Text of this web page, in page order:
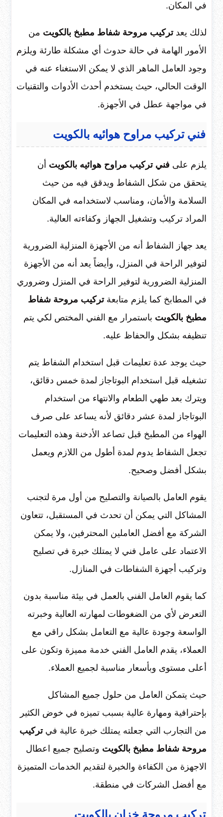
في المكان.
لذلك يعدتركيب مروحة شفاط مطبخ بالكويت من
الأمور الهامة في حالة حدوث أي مشكلة طارئة ويلزم
وجود العامل الماهر الذي لا يمكن الاستغناء عنه في
الوقت الحالي، حيث يستخدم أحدث الأدوات والتقنيات
في مواجهة عطل في الأجهزة.
فني تركيب مراوح هوائيه بالكويت
يلزم على فني تركيب مراوح هوائيه بالكويت أن
يتحقق من شكل الشفاط ويدقق فيه من حيث
السلامة والأمان، ومناسب لاستخدامه في المكان
المراد تركيب وتشغيل الجهاز وكفاءته العالية.
يعد جهاز الشفاط أنه من الأجهزة المنزلية الضرورية
لتوفير الراحة في المنزل، وأيضاً يعد أنه من الأجهزة
المنزلية الضرورية لتوفير الراحة في المنزل وضروري
في المطابخ كما يلزم متابعةتركيب مروحة شفاط
مطبخ بالكويت باستمرار مع الفني المختص لكي يتم
تنظيفه بشكل والحفاظ عليه.
حيث يوجد عدة تعليمات قبل استخدام الشفاط يتم
تشغيله قبل استخدام البوتاجاز لمدة خمس دقائق،
ويترك بعد طهي الطعام والانتهاء من استخدام
البوتاجاز لمدة عشر دقائق لأنه يساعد على صرف
الهواء من المطبخ قبل تصاعد الأدخنة وهذه التعليمات
تجعل الشفاط يدوم لمدة أطول من اللازم ويعمل
بشكل أفضل وصحيح.
يقوم العامل بالصيانة والتصليح من أول مرة لتجنب
المشاكل التي يمكن أن تحدث في المستقبل، تتعاون
الشركة مع أفضل العاملين المحترفين، ولا يمكن
الاعتماد على عامل فني لا يمتلك خبرة في تصليح
وتركيب أجهزة الشفاطات في المنازل.
كما يقوم العامل الفني بالعمل في بيئة مناسبة بدون
التعرض لأي من الضغوطات لمهارته العالية وخبرته
الواسعة وجودة عالية مع التعامل بشكل راقي مع
العملاء، يقدم العامل الفني خدمة مميزة وتكون على
أعلى مستوى وبأسعار مناسبة لجميع العملاء.
حيث يتمكن العامل من حلول جميع المشاكل
بإحترافية ومهارة عالية بسبب تميزه في خوض الكثير
من التجارب التي جعلته يمتلك خبرة عالية فيتركيب
مروحة شفاط مطبخ بالكويت وتصليح جميع اعطال
الاجهزة من الكفاءة والخبرة لتقديم الخدمات المتميزة
مع أفضل الشركات في منطقة.